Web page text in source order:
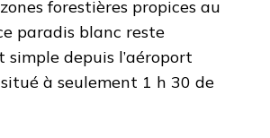
forestières propices au
paradis blanc reste
depuis l’aéroport
à seulement 1 h 30 de